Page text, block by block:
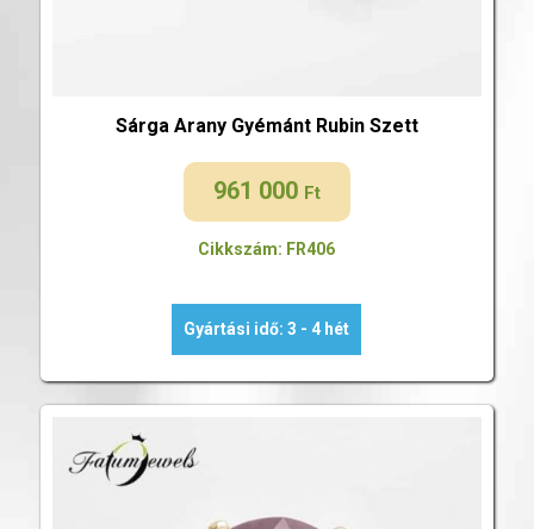
Sárga Arany Gyémánt Rubin Szett
961 000 Ft
Cikkszám: FR406
Gyártási idő: 3 - 4 hét